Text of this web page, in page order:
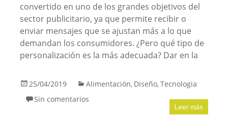
convertido en uno de los grandes objetivos del
sector publicitario, ya que permite recibir o
enviar mensajes que se ajustan más a lo que
demandan los consumidores. ¿Pero qué tipo de
personalización es la más adecuada? Dar en la
25/04/2019 Alimentación, Diseño, Tecnologia
Sin comentarios
Leer más